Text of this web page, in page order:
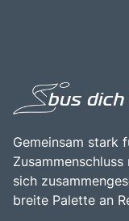
Gemeinsam stark
sich
breite Palette an